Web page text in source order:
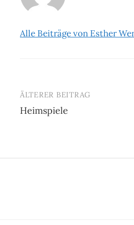
Alle Beiträge von Esther
Beitrags-
Navigation
ÄLTERER BEITRAG
Heimspiele